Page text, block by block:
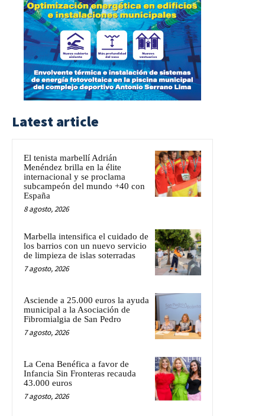
Latest article
El tenista marbellí Adrián
Menéndez brilla en la élite
internacional y se proclama
subcampeón del mundo +40 con
España
8 agosto, 2026
Marbella intensifica el cuidado de
los barrios con un nuevo servicio
de limpieza de islas soterradas
7 agosto, 2026
Asciende a 25.000 euros la ayuda
municipal a la Asociación de
Fibromialgia de San Pedro
7 agosto, 2026
La Cena Benéfica a favor de
Infancia Sin Fronteras recauda
43.000 euros
7 agosto, 2026